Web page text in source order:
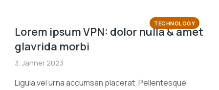
TECHNOLOGY
Lorem ipsum VPN: dolor nulla & amet
glavrida morbi
3. Jänner 2023
Ligula vel urna accumsan placerat. Pellentesque